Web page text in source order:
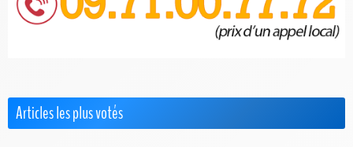
Articles les plus votés